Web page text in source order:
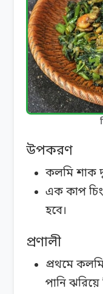
উপকরণ
কলমি শাক
এক কাপ
হবে।
প্রণালী
প্রথমে
পানি ঝরিয়ে